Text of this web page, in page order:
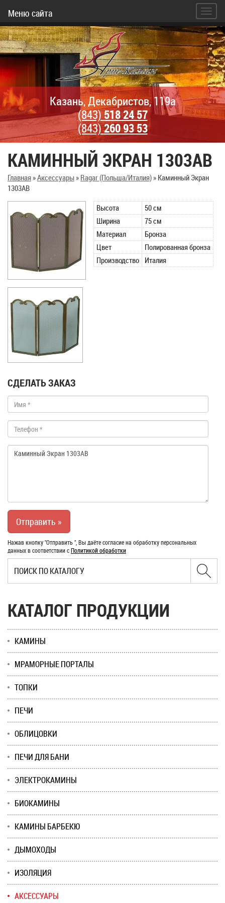
Меню сайта
Казань, Декабристов, 119а
(843)518 24 57
(843)260 93 53
КАМИННЫЙ ЭКРАН 1303AB
Главная»Аксессуары» Ragar (Польша/Италия)» Каминный Экран
1303AB
Высота
50 см
Ширина
75 см
Материал
Бронза
Цвет
Полированная бронза
Производство Италия
СДЕЛАТЬ ЗАКАЗ
Нажав кнопку "Отправить ", Вы даёте согласие на обработку персональных
данных в соответствии сПолитикой обработки
КАТАЛОГ ПРОДУКЦИИ
КАМИНЫ
МРАМОРНЫЕ ПОРТАЛЫ
ТОПКИ
ПЕЧИ
ОБЛИЦОВКИ
ПЕЧИ ДЛЯ БАНИ
ЭЛЕКТРОКАМИНЫ
БИОКАМИНЫ
КАМИНЫ БАРБЕКЮ
ДЫМОХОДЫ
ИЗОЛЯЦИЯ
АКСЕССУАРЫ